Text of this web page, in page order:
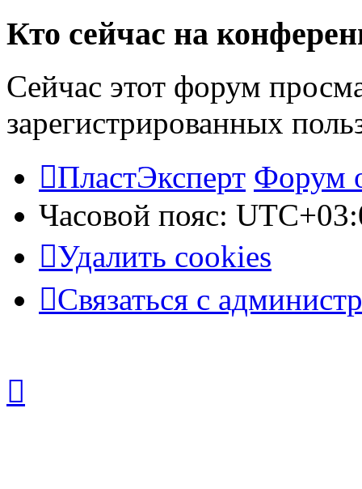
Кто сейчас на
Сейчас этот форум
зарегистрированных
ПластЭксперт Форум
Часовой пояс:
Удалить cookies
Связаться с